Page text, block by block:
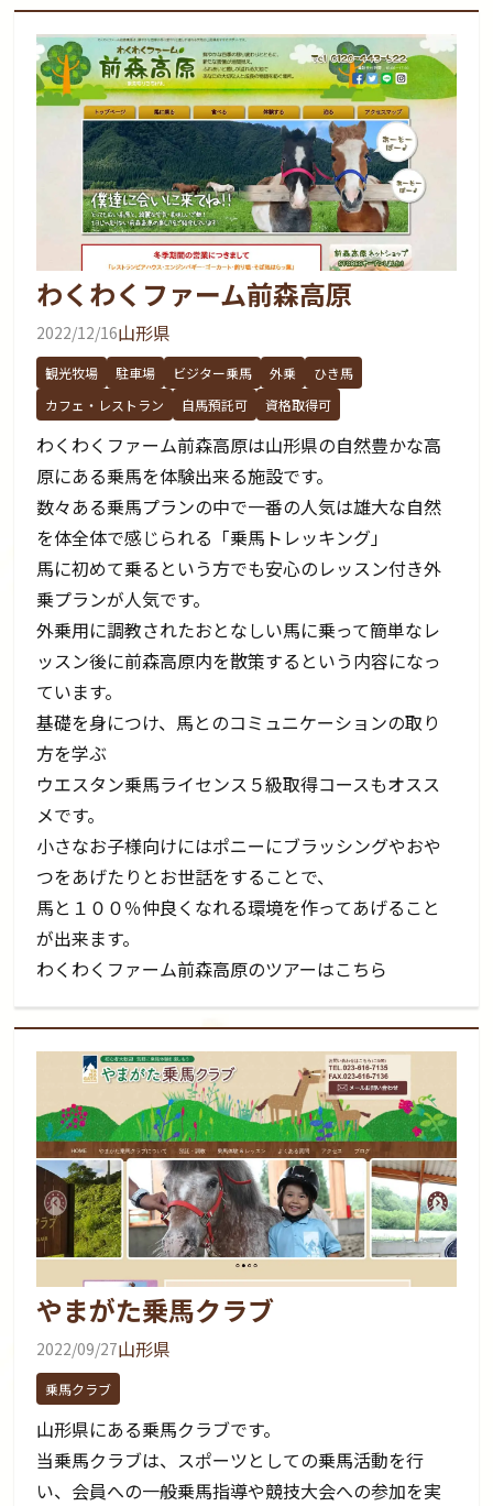
わくわくファーム前森高原
2022/12/16山形県
観光牧場 駐車場 ビジター乗馬 外乗
ひき馬
カフェ・レストラン
自馬預託可 資格取得可
わくわくファーム前森高原は山形県の自然豊かな高
原にある乗馬を体験出来る施設です。
数々ある乗馬プランの中で一番の人気は雄大な自然
を体全体で感じられる「乗馬トレッキング」
馬に初めて乗るという方でも安心のレッスン付き外
乗プランが人気です。
外乗用に調教されたおとなしい馬に乗って簡単なレ
ッスン後に前森高原内を散策するという内容になっ
ています。
基礎を身につけ、馬とのコミュニケーションの取り
方を学ぶ
ウエスタン乗馬ライセンス５級取得コースもオスス
メです。
小さなお子様向けにはポニーにブラッシングやおや
つをあげたりとお世話をすることで、
馬と１００％仲良くなれる環境を作ってあげること
が出来ます。
わくわくファーム前森高原のツアーはこちら
やまがた乗馬クラブ
2022/09/27山形県
乗馬クラブ
山形県にある乗馬クラブです。
当乗馬クラブは、スポーツとしての乗馬活動を行
い、会員への一般乗馬指導や競技大会への参加を実